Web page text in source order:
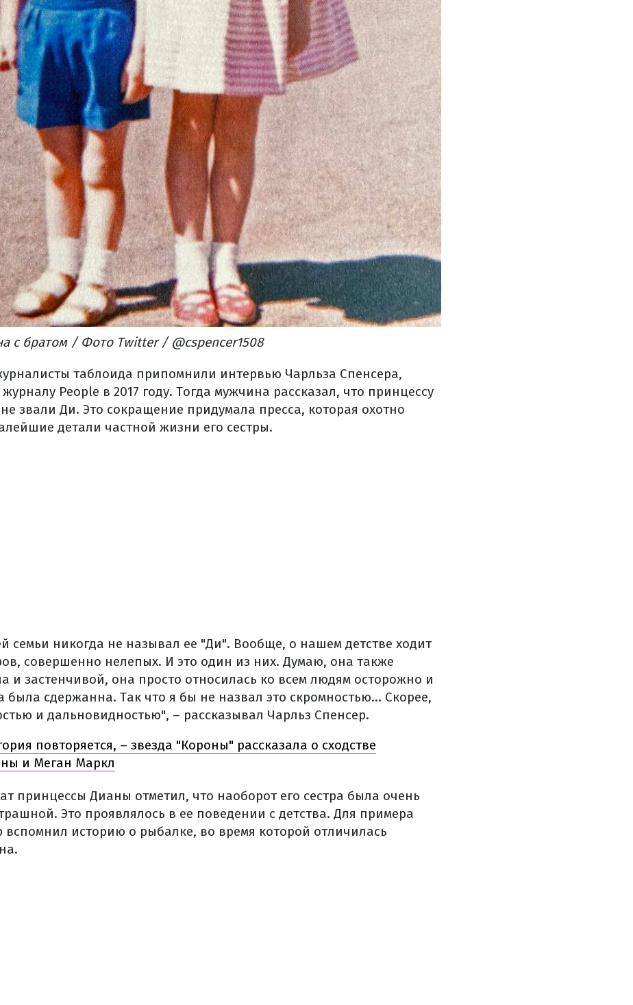
с братом / Фото Twitter / @cspencer1508
таблоида припомнили интервью Чарльза Спенсера,
People в 2017 году. Тогда мужчина рассказал, что принцессу
звали Ди. Это сокращение придумала пресса, которая охотно
детали частной жизни его сестры.
семьи никогда не называл ее "Ди". Вообще, о нашем детстве ходит
совершенно нелепых. И это один из них. Думаю, она также
и застенчивой, она просто относилась ко всем людям осторожно и
была сдержанна. Так что я бы не назвал это скромностью... Скорее,
и дальновидностью", – рассказывал Чарльз Спенсер.
повторяется, – звезда "Короны" рассказала о сходстве
и Меган Маркл
принцессы Дианы отметил, что наоборот его сестра была очень
Это проявлялось в ее поведении с детства. Для примера
вспомнил историю о рыбалке, во время которой отличилась